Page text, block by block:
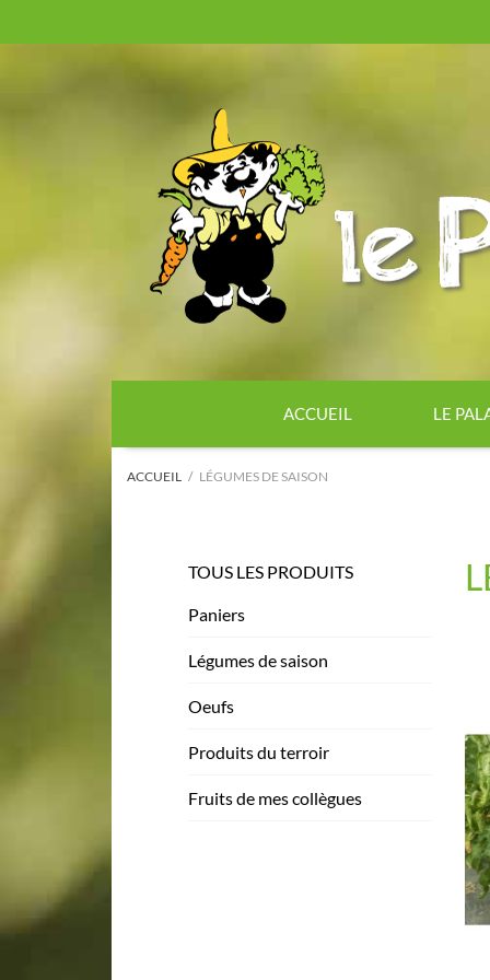
ACCUEIL LE
ACCUEIL LÉGUMES DE SAISON
TOUS LES PRODUITS
Paniers
Légumes de saison
Oeufs
Produits du terroir
Fruits de mes collègues